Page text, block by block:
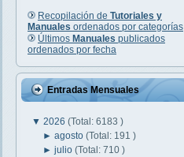
Recopilación de Tutoriales y
Manuales ordenados por categorías
Últimos Manuales publicados
ordenados por fecha
Entradas Mensuales
▼ 2026 (Total: 6183 )
►agosto(Total: 191 )
►julio(Total: 710 )